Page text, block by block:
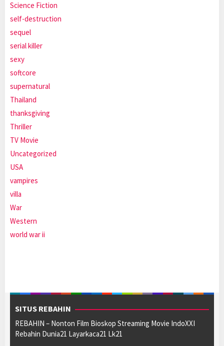
Science Fiction
self-destruction
sequel
serial killer
sexy
softcore
supernatural
Thailand
thanksgiving
Thriller
TV Movie
Uncategorized
USA
vampires
villa
War
Western
world war ii
SITUS REBAHIN
REBAHIN – Nonton Film Bioskop Streaming Movie IndoXXI
Rebahin Dunia21 Layarkaca21 Lk21